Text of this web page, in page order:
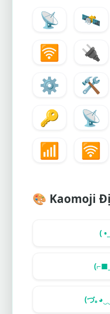
📡 🛰️
🛜
🔌
⚙️
🛠️
🔑
📡
📶
🛜
🎨 Kaomoji
(
(づ｡